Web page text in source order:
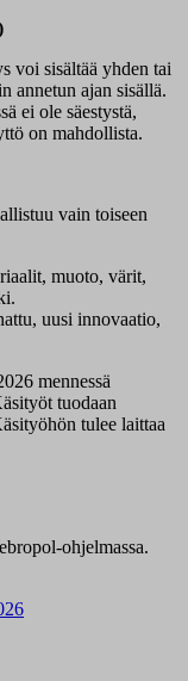
voi sisältää yhden tai
annetun ajan sisällä.
ei ole säestystä,
on mahdollista.
vain toiseen
muoto, värit,
uusi innovaatio,
mennessä
tuodaan
tulee laittaa
ohjelmassa.